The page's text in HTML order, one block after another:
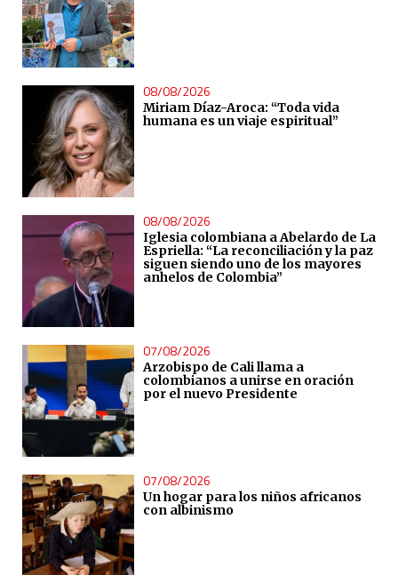
08/08/2026
Miriam Díaz-Aroca: “Toda vida
humana es un viaje espiritual”
08/08/2026
Iglesia colombiana a Abelardo de La
Espriella: “La reconciliación y la paz
siguen siendo uno de los mayores
anhelos de Colombia”
07/08/2026
Arzobispo de Cali llama a
colombianos a unirse en oración
por el nuevo Presidente
07/08/2026
Un hogar para los niños africanos
con albinismo